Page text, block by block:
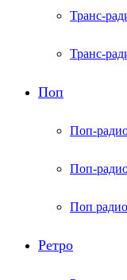
Транс-
Транс-
Поп
Поп-
Поп-
Поп
Ретро